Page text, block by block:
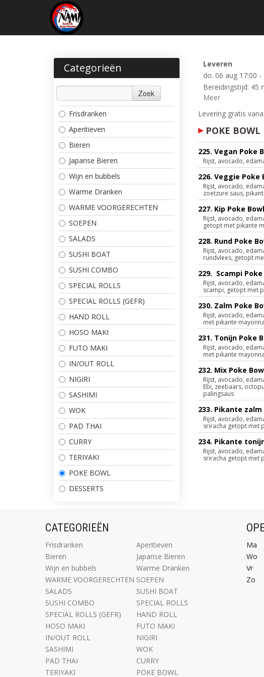
Categorieën
Zoek
Frisdranken
Aperitieven
Bieren
Japanse Bieren
Wijn en bubbels
Warme Dranken
WARME VOORGERECHTEN
SOEPEN
SALADS
SUSHI BOAT
SUSHI COMBO
SPECIAL ROLLS
SPECIAL ROLLS (GEFR)
HAND ROLL
HOSO MAKI
FUTO MAKI
IN/OUT ROLL
NIGIRI
SASHIMI
WOK
PAD THAI
CURRY
TERIYAKI
POKE BOWL
DESSERTS
Leveren
do. 06 aug 17:00 -
Bereidingstijd: 45
Meer
Levering gratis
POKE BOWL
225. Vegan Poke
Rijst, avocado,
226. Veggie Poke
Rijst, avocado,
zoetzure saus,
227. Kip Poke Bowl
Rijst, avocado,
getopt met pikante
228. Rund Poke
Rijst, avocado,
rundvlees, getopt
229. Scampi
Rijst, avocado,
scampi, getopt met
230. Zalm Poke
Rijst, avocado,
met pikante
231. Tonijn Poke
Rijst, avocado,
met pikante
232. Mix Poke
Rijst, avocado,
Ebi, zeebaars,
palingsaus
233. Pikante zalm
Rijst, avocado,
sriracha getopt met
234. Pikante
Rijst, avocado,
sriracha getopt met
CATEGORIEËN
Frisdranken
Aperitieven
Bieren
Japanse Bieren
Wijn en bubbels
Warme Dranken
WARME VOORGERECHTEN SOEPEN
SALADS
SUSHI BOAT
SUSHI COMBO
SPECIAL ROLLS
SPECIAL ROLLS (GEFR)
HAND ROLL
HOSO MAKI
FUTO MAKI
IN/OUT ROLL
NIGIRI
SASHIMI
WOK
PAD THAI
CURRY
TERIYAKI
POKE BOWL
Ma
Wo
Vr
Zo